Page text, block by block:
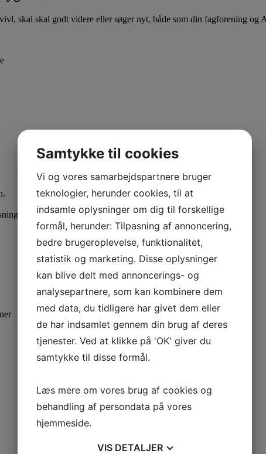
skal skal godt videre eller søger nyt, både som din fagforening og
håndtering, adfærd og sygdomme!
Samtykke til cookies
Vi og vores samarbejdspartnere bruger
teknologier, herunder cookies, til at
indsamle oplysninger om dig til forskellige
formål, herunder: Tilpasning af annoncering,
bedre brugeroplevelse, funktionalitet,
statistik og marketing. Disse oplysninger
kan blive delt med annoncerings- og
analysepartnere, som kan kombinere dem
med data, du tidligere har givet dem eller
de har indsamlet gennem din brug af deres
tjenester. Ved at klikke på 'OK' giver du
samtykke til disse formål.
Læs mere om vores brug af cookies og
behandling af persondata på vores
hjemmeside.
VIS DETALJER